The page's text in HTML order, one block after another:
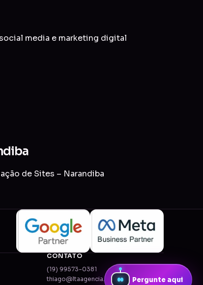
media e marketing digital
de Sites – Narandiba
CONTATO
(19) 99573-0381
thiago@ltaagencia.com.br
Pergunte aqui